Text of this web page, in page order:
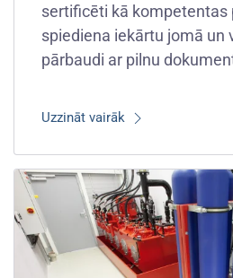
sertificēti kā kompetentas
spiediena iekārtu jomā un
pārbaudi ar pilnu
Uzzināt vairāk